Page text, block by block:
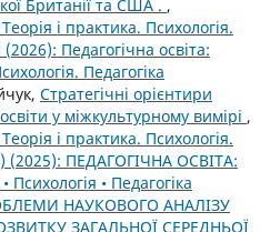
Британії та США . ,
і практика. Психологія.
Педагогічна освіта:
Педагогіка
Стратегічні орієнтири
у міжкультурному вимірі ,
і практика. Психологія.
(2025): ПЕДАГОГІЧНА ОСВІТА:
• Педагогіка
НАУКОВОГО АНАЛІЗУ
ЗАГАЛЬНОЇ СЕРЕДНЬОЇ